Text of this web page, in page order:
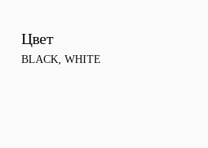
Цвет
BLACK, WHITE